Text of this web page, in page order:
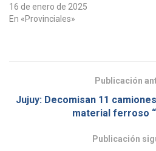
16 de enero de 2025
En «Provinciales»
Publicación
Jujuy: Decomisan 11
material ferroso
Publicación